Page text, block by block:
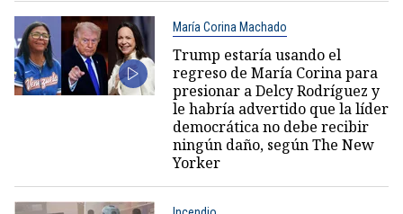
María Corina Machado
Trump estaría usando el
regreso de María Corina para
presionar a Delcy Rodríguez y
le habría advertido que la líder
democrática no debe recibir
ningún daño, según The New
Yorker